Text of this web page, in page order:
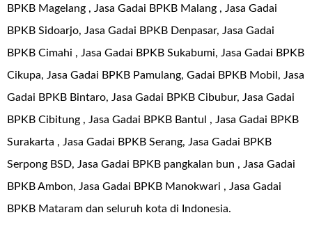
BPKB Magelang , Jasa Gadai BPKB Malang , Jasa Gadai
BPKB Sidoarjo, Jasa Gadai BPKB Denpasar, Jasa Gadai
BPKB Cimahi , Jasa Gadai BPKB Sukabumi, Jasa Gadai BPKB
Cikupa, Jasa Gadai BPKB Pamulang, Gadai BPKB Mobil, Jasa
Gadai BPKB Bintaro, Jasa Gadai BPKB Cibubur, Jasa Gadai
BPKB Cibitung , Jasa Gadai BPKB Bantul , Jasa Gadai BPKB
Surakarta , Jasa Gadai BPKB Serang, Jasa Gadai BPKB
Serpong BSD, Jasa Gadai BPKB pangkalan bun , Jasa Gadai
BPKB Ambon, Jasa Gadai BPKB Manokwari , Jasa Gadai
BPKB Mataram dan seluruh kota di Indonesia.